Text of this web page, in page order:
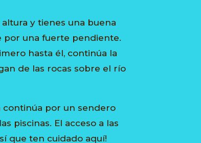
y tienes una buena
por una fuerte pendiente.
hasta él, continúa la
de las rocas sobre el río
continúa por un sendero
piscinas. El acceso a las
que ten cuidado aquí!